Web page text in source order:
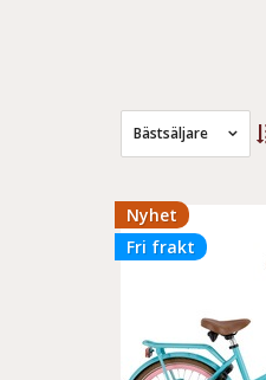
Bästsäljare
Nyhet
Fri frakt